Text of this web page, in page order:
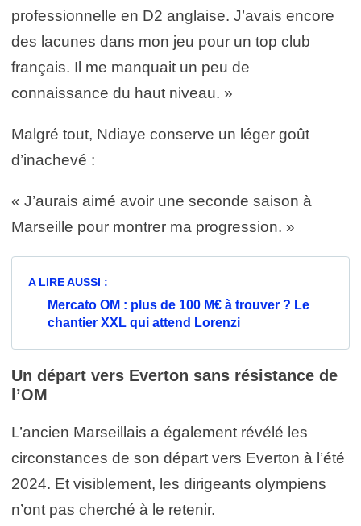
professionnelle en D2 anglaise. J’avais encore
des lacunes dans mon jeu pour un top club
français. Il me manquait un peu de
connaissance du haut niveau. »
Malgré tout, Ndiaye conserve un léger goût
d’inachevé :
« J’aurais aimé avoir une seconde saison à
Marseille pour montrer ma progression. »
A LIRE AUSSI :
Mercato OM : plus de 100 M€ à trouver ? Le
chantier XXL qui attend Lorenzi
Un départ vers Everton sans résistance de
l’OM
L’ancien Marseillais a également révélé les
circonstances de son départ vers Everton à l’été
2024. Et visiblement, les dirigeants olympiens
n’ont pas cherché à le retenir.